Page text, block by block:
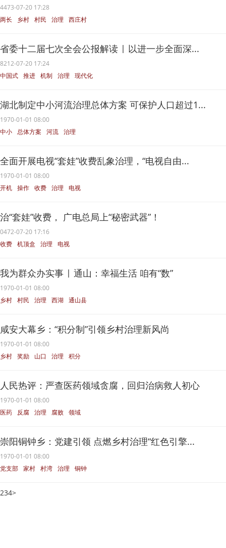
4473-07-20 17:28
两长
乡村 村民 治理 西庄村
省委十二届七次全会公报解读 | 以进一步全面深...
8212-07-20 17:24
中国式 推进 机制 治理 现代化
湖北制定中小河流治理总体方案 可保护人口超过1...
1970-01-01 08:00
中小 总体方案 河流 治理
全面开展电视“套娃”收费乱象治理，“电视自由...
1970-01-01 08:00
开机 操作 收费 治理 电视
治“套娃”收费， 广电总局上“秘密武器”！
0472-07-20 17:16
收费 机顶盒 治理 电视
我为群众办实事 | 通山：幸福生活 咱有“数”
1970-01-01 08:00
乡村 村民 治理 西湖 通山县
咸安大幕乡：“积分制”引领乡村治理新风尚
1970-01-01 08:00
乡村 奖励 山口 治理 积分
人民热评：严查医药领域贪腐，回归治病救人初心
1970-01-01 08:00
医药
反腐 治理 腐败 领域
崇阳铜钟乡：党建引领 点燃乡村治理“红色引擎...
1970-01-01 08:00
党支部 家村 村湾 治理 铜钟
234>